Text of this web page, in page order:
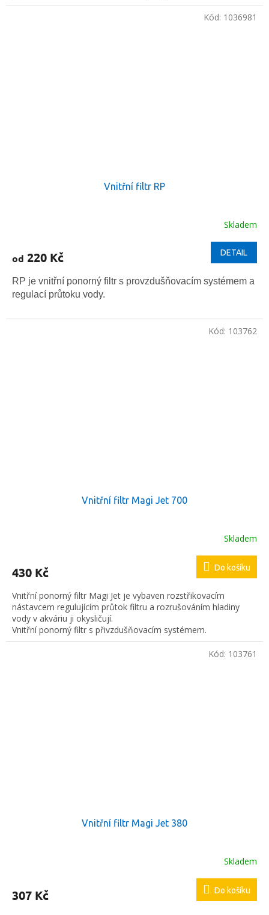
Vnitřní filtr RP
Skladem
od 220 Kč DETAIL
RP je vnitřní ponorný filtr s provzdušňovacím systémem a
regulací průtoku vody.
Kód: 1036981
Vnitřní filtr Magi Jet 700
Skladem
430 Kč Do košíku
Vnitřní ponorný filtr Magi Jet je vybaven rozstřikovacím
nástavcem regulujícím průtok filtru a rozrušováním hladiny
vody v akváriu ji okysličují.
Vnitřní ponorný filtr s přivzdušňovacím systémem.
Kód: 103762
Vnitřní filtr Magi Jet 380
Skladem
307 Kč Do košíku
Kód: 103761